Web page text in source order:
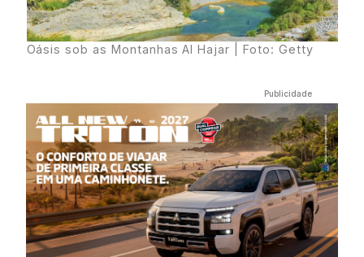
Oásis sob as Montanhas Al Hajar | Foto: Getty